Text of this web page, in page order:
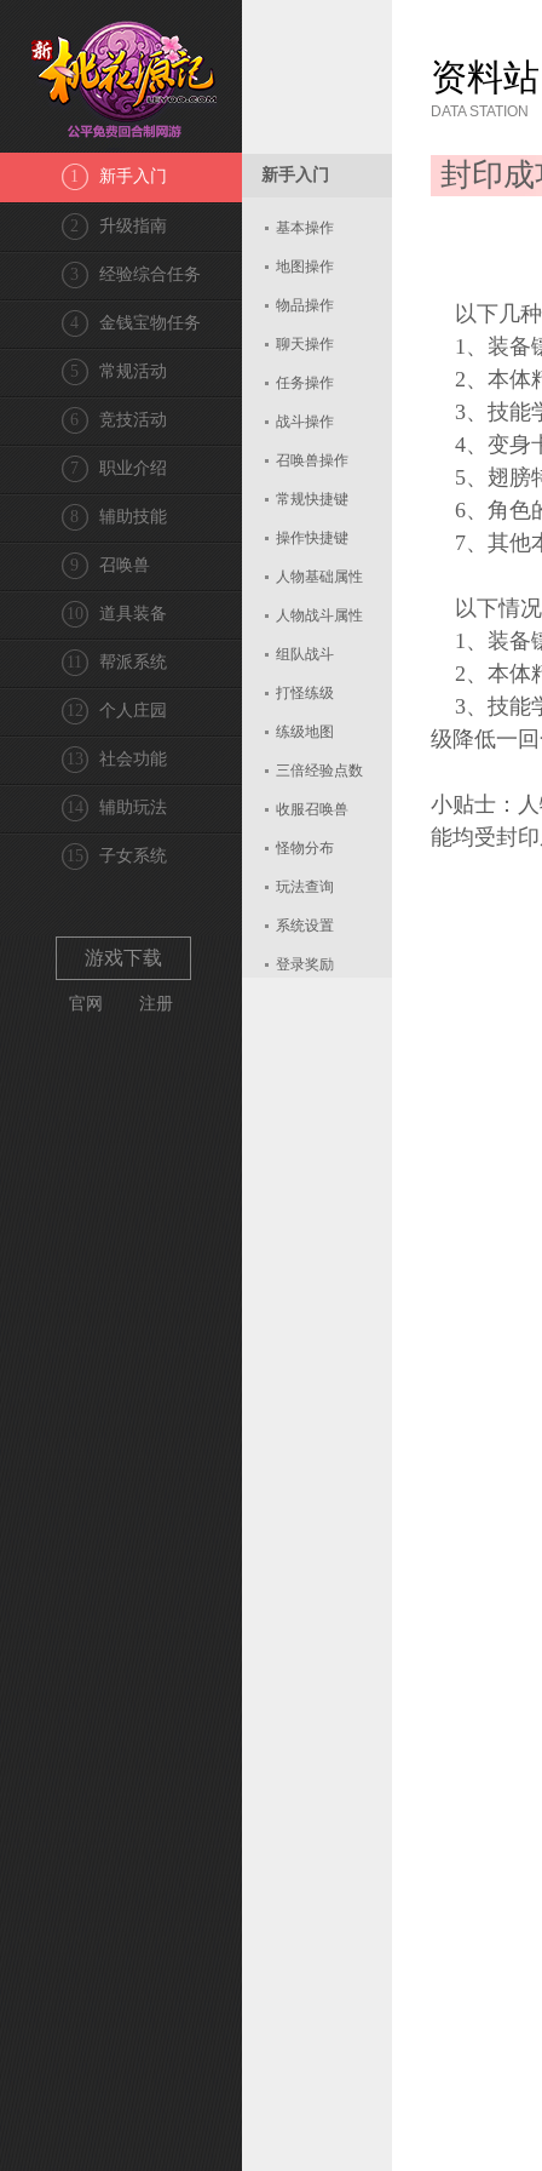
新手入门
1
升级指南
2
经验综合任务
3
金钱宝物任务
4
常规活动
5
竞技活动
6
职业介绍
7
辅助技能
8
召唤兽
9
道具装备
10
帮派系统
11
个人庄园
12
社会功能
13
辅助玩法
14
子女系统
15
游戏下载
官网 注册
新手入门
基本操作
地图操作
物品操作
聊天操作
任务操作
战斗操作
召唤兽操作
常规快捷键
操作快捷键
人物基础属性
人物战斗属性
组队战斗
打怪练级
练级地图
三倍经验点数
收服召唤兽
怪物分布
玩法查询
系统设置
登录奖励
资料站
DATA STATION
封印
以下几种
1、装备
2、本体
3、技能
4、变身
5、翅膀
6、角色
7、其他
以下情况
1、装备
2、本体
3、技能
级降低一
小贴士：
能均受封